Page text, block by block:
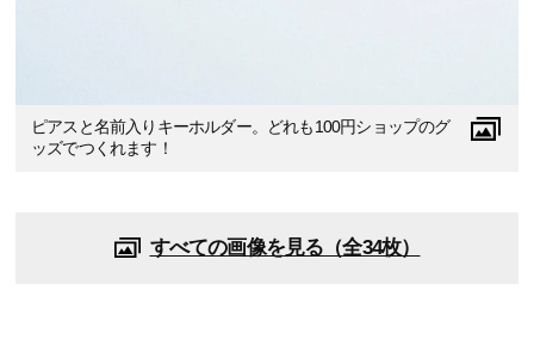
ピアスと名前入りキーホルダー。どれも100円ショップのグ
ッズでつくれます！
すべての画像を見る（全34枚）